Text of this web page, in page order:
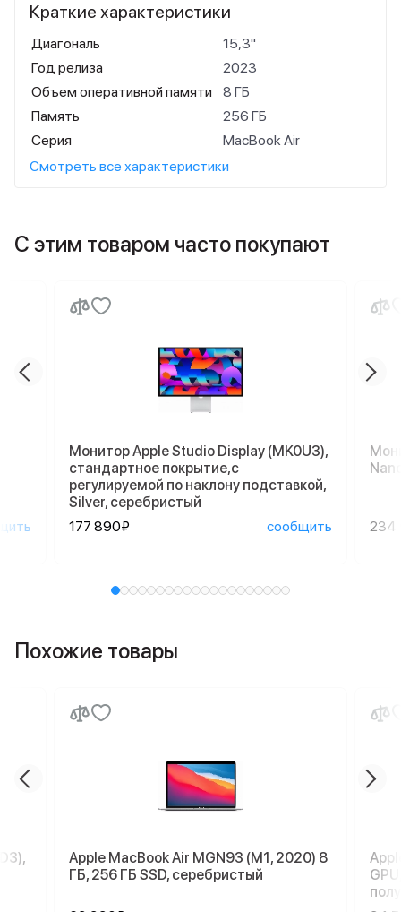
Краткие характеристики
Диагональ
15,3"
Год релиза
2023
Объем оперативной памяти
8 ГБ
Память
256 ГБ
Серия
MacBook Air
Смотреть все характеристики
С этим товаром часто покупают
Монитор Apple Studio Display (MK0U3),
стандартное покрытие,с
регулируемой по наклону подставкой,
Silver, серебристый
177 890₽
сообщить 234
Похожие товары
Apple MacBook Air MGN93 (M1, 2020) 8
ГБ, 256 ГБ SSD, серебристый